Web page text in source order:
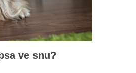
ve snu?